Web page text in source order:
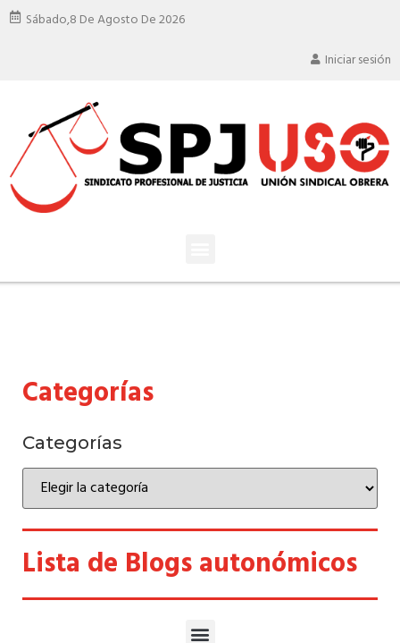
Sábado,8 De Agosto De 2026
Iniciar sesión
Categorías
Categorías
Lista de Blogs autonómicos